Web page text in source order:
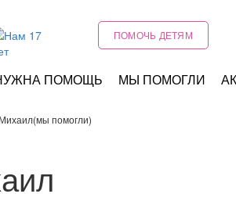
ПОМОЧЬ ДЕТЯМ
ПОМОЩЬ МЫ ПОМОГЛИ
помогли)